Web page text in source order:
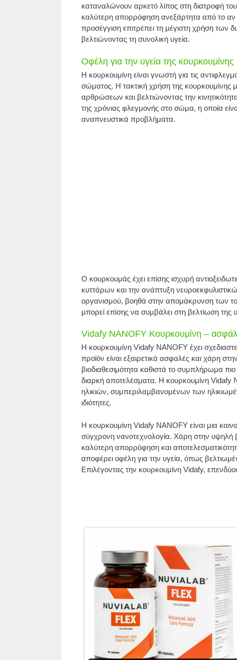
καταναλώνουν αρκετό λίπος στη διατροφή
καλύτερη απορρόφηση ανεξάρτητα από το αν
προσέγγιση επιτρέπει τη μέγιστη χρήση των
βελτιώνοντας τη συνολική υγεία.
Οφέλη για την υγεία της κουρκουμίνης
Η κουρκουμίνη είναι γνωστή για τις
σώματος. Η τακτική χρήση της
αρθρώσεων και βελτιώνοντας την
της χρόνιας φλεγμονής στο σώμα, η οποία
αναπνευστικά προβλήματα.
Ο κουρκουμάς έχει επίσης ισχυρή
κυττάρων και την ανάπτυξη
οργανισμού, βοηθά στην απομάκρυνση των
μπορεί επίσης να συμβάλει στη βελτίωση της
Vidafy NANOFY Κουρκουμίνη –
Η κουρκουμίνη Vidafy NANOFY έχει
προϊόν είναι εξαιρετικά ασφαλές και χάρη
βιοδιαθεσιμότητα καθιστά το συμπλήρωμα
διαρκή αποτελέσματα. Η κουρκουμίνη Vidafy
ηλικιών, συμπεριλαμβανομένων των
ιδιότητες.
Η κουρκουμίνη Vidafy NANOFY είναι μια
σύγχρονη νανοτεχνολογία. Χάρη στην υψηλή
καλύτερη απορρόφηση και
αποφέρει οφέλη για την υγεία, όπως
Επιλέγοντας την κουρκουμίνη Vidafy,